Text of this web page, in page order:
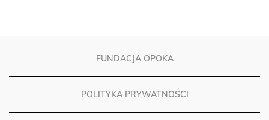
FUNDACJA OPOKA
POLITYKA PRYWATNOŚCI